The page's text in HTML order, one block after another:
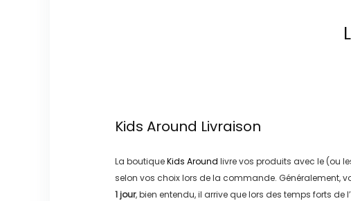
Kids Around Livraison
La boutiqueKids Around livre vos produits avec le (ou
selon vos choix lors de la commande. Généralement,
1 jour, bien entendu, il arrive que lors des temps forts de